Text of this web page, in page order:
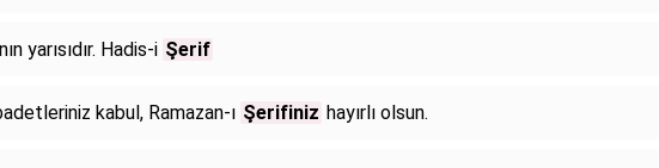
yarısıdır. Hadis-i Şerif
kabul, Ramazan-ı Şerifiniz hayırlı olsun.